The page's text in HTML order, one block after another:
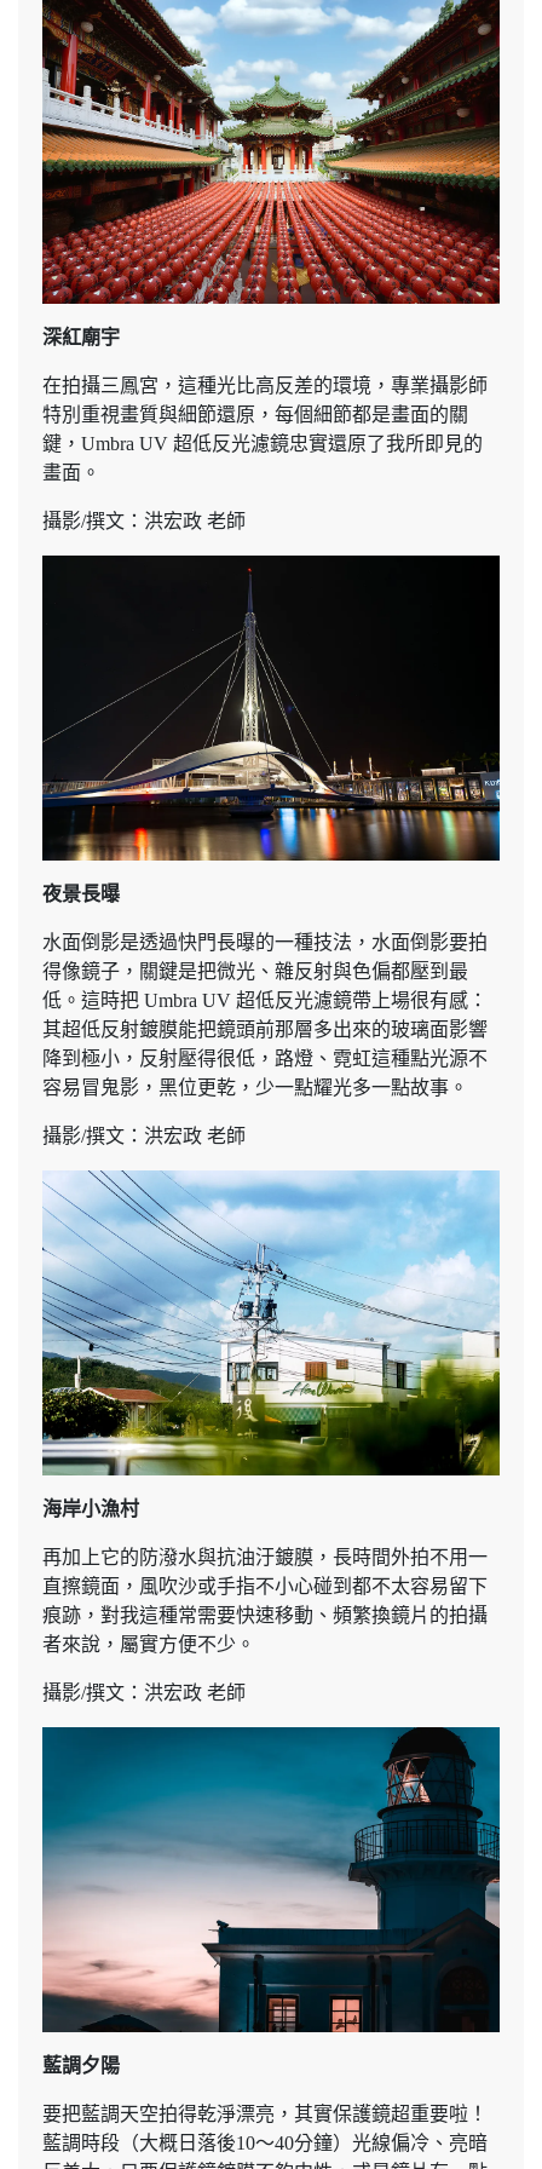
深紅廟宇
在拍攝三鳳宮，這種光比高反差的環境，專業攝影師
特別重視畫質與細節還原， 每個細節都是畫面的關
鍵，Umbra UV 超低反光濾鏡忠實還原了我所即見的
畫面。
攝影/撰文：洪宏政 老師
夜景長曝
水面倒影是透過快門長曝的一種技法，水面倒影要拍
得像鏡子，關鍵是把微光、雜反射與色偏都壓到最
低。這時把 Umbra UV 超低反光濾鏡帶上場很有感：
其超低反射鍍膜能把鏡頭前那層多出來的玻璃面影響
降到極小，反射壓得很低，路燈、霓虹這種點光源不
容易冒鬼影，黑位更乾，少一點耀光多一點故事。
攝影/撰文：洪宏政 老師
海岸小漁村
再加上它的防潑水與抗油汙鍍膜，長時間外拍不用一
直擦鏡面，風吹沙或手指不小心碰到都不太容易留下
痕跡，對我這種常需要快速移動、頻繁換鏡片的拍攝
者來說，屬實方便不少。
攝影/撰文：洪宏政 老師
藍調夕陽
要把藍調天空拍得乾淨漂亮，其實保護鏡超重要啦！
藍調時段（大概日落後10～40分鐘）光線偏冷、亮暗